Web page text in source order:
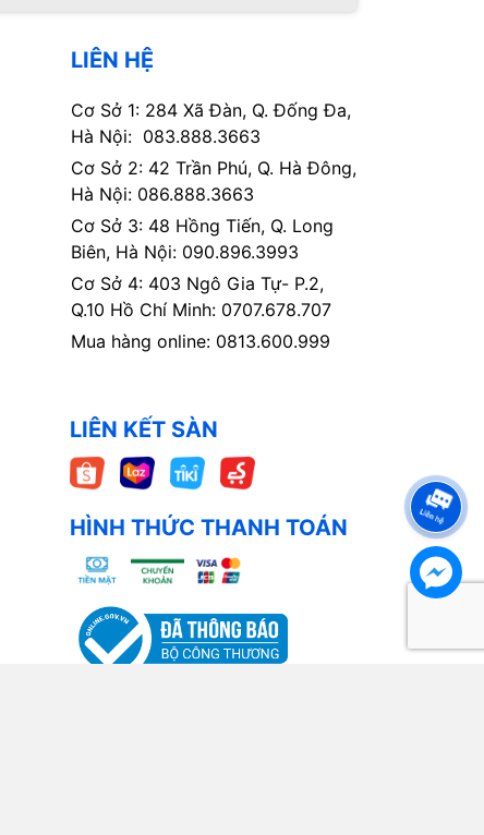
LIÊN HỆ
Cơ Sở 1: 284 Xã Đàn, Q. Đống Đa,
Hà Nội: 083.888.3663
Cơ Sở 2: 42 Trần Phú, Q. Hà Đông,
Hà Nội: 086.888.3663
Cơ Sở 3: 48 Hồng Tiến, Q. Long
Biên, Hà Nội: 090.896.3993
Cơ Sở 4: 403 Ngô Gia Tự- P.2,
Q.10 Hồ Chí Minh: 0707.678.707
Mua hàng online: 0813.600.999
LIÊN KẾT SÀN
HÌNH THỨC THANH TOÁN